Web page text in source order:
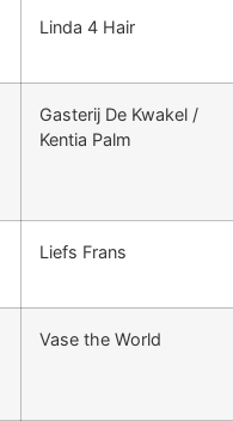
Linda 4 Hair
Gasterij De Kwakel /
Kentia Palm
Liefs Frans
Vase the World